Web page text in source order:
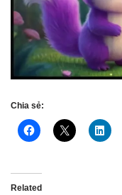
Chia sẻ:
Related